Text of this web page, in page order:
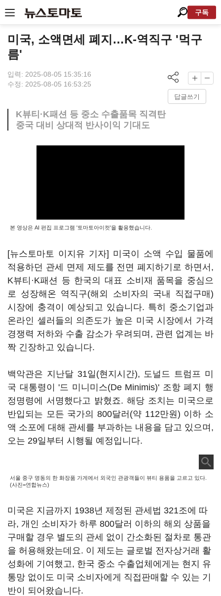
구독
미국, 소액면세 폐지…K-역직구 '먹구
름'
입력: 2025-08-05 15:35:16
수정: 2025-08-05 16:53:25
답글쓰기
K뷰티·K패션 등 중소 수출품목 직격탄
중국 대비 상대적 반사이익 기대도
본 영상은 AI 편집 프로그램 '토마토아이컷'을 활용했습니다.
[뉴스토마토 이지유 기자] 미국이 소액 수입 물품에
적용하던 관세 면제 제도를 전면 폐지하기로 하면서,
K뷰티·K패션 등 한국의 대표 소비재 품목을 중심으
로 성장해온 역직구(해외 소비자의 국내 직접구매)
시장에 충격이 예상되고 있습니다. 특히 중소기업과
온라인 셀러들의 의존도가 높은 미국 시장에서 가격
경쟁력 저하와 수출 감소가 우려되며, 관련 업계는 바
짝 긴장하고 있습니다.
백악관은 지난달 31일(현지시간), 도널드 트럼프 미
국 대통령이 '드 미니미스(De Minimis)' 조항 폐지 행
정명령에 서명했다고 밝혔죠. 해당 조치는 미국으로
반입되는 모든 국가의 800달러(약 112만원) 이하 소
액 소포에 대해 관세를 부과하는 내용을 담고 있으며,
오는 29일부터 시행될 예정입니다.
서울 중구 명동의 한 화장품 가게에서 외국인 관광객들이 뷰티 용품을 고르고 있다.
(사진=연합뉴스)
미국은 지금까지 1938년 제정된 관세법 321조에 따
라, 개인 소비자가 하루 800달러 이하의 해외 상품을
구매할 경우 별도의 관세 없이 간소화된 절차로 통관
을 허용해왔는데요. 이 제도는 글로벌 전자상거래 활
성화에 기여했고, 한국 중소 수출업체에게는 현지 유
통망 없이도 미국 소비자에게 직접판매할 수 있는 기
반이 되어왔습니다.